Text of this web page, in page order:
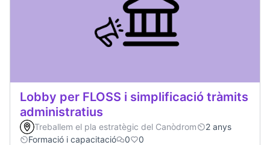
Lobby per FLOSS i simplificació tràmits
administratius
Treballem el pla estratègic del Canòdrom
2 anys
Formació i capacitació
0 0